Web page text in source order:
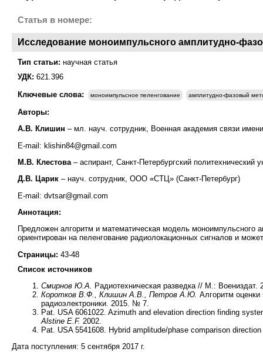
Статья в номере:
Исследование моноимпульсного амплитудно-
Тип статьи: научная статья
УДК: 621.396
Ключевые слова:
моноимпульсное пеленгование амплитудно-фазовый
Авторы:
А.В. Клишин – мл. науч. сотрудник, Военная академия связи
E-mail: klishin84@gmail.com
М.В. Клестова – аспирант, Санкт-Петербургский
Д.В. Царик – науч. сотрудник, ООО «СТЦ» (Санкт-Петербург)
E-mail: dvtsar@gmail.com
Аннотация:
Предложен алгоритм и математическая модель моноимпульсного
ориентирован на пеленгование радиолокационных сигналов и
Страницы: 43-48
Список источников
Смирнов Ю.А.
Радиотехническая разведка // М.: Воениздат.
Коротков В.Ф., Клишин А.В., Петров А.Ю. Алгоритм
радиоэлектроники. 2015. № 7.
Pat. USA 6061022. Azimuth and elevation direction finding
Alstine E.F. 2002.
Pat. USA 5541608. Hybrid amplitude/phase comparison
Дата поступления: 5 сентября 2017 г.